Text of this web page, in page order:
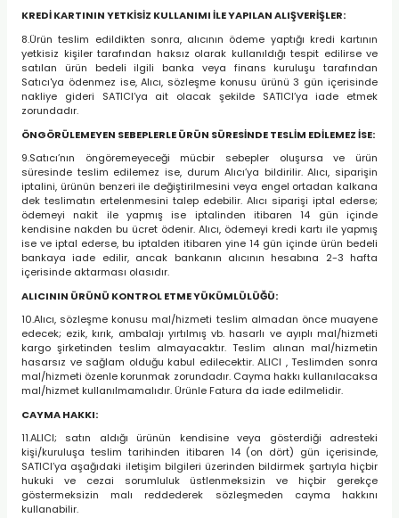
KREDİ KARTININ YETKİSİZ KULLANIMI İLE YAPILAN ALIŞVERİŞLER:
8.Ürün teslim edildikten sonra, alıcının ödeme yaptığı kredi kartının
yetkisiz kişiler tarafından haksız olarak kullanıldığı tespit edilirse ve
satılan ürün bedeli ilgili banka veya finans kuruluşu tarafından
Satıcı'ya ödenmez ise, Alıcı, sözleşme konusu ürünü 3 gün içerisinde
nakliye gideri SATICI’ya ait olacak şekilde SATICI’ya iade etmek
zorundadır.
ÖNGÖRÜLEMEYEN SEBEPLERLE ÜRÜN SÜRESİNDE TESLİM EDİLEMEZ İSE:
9.Satıcı’nın öngöremeyeceği mücbir sebepler oluşursa ve ürün
süresinde teslim edilemez ise, durum Alıcı’ya bildirilir. Alıcı, siparişin
iptalini, ürünün benzeri ile değiştirilmesini veya engel ortadan kalkana
dek teslimatın ertelenmesini talep edebilir. Alıcı siparişi iptal ederse;
ödemeyi nakit ile yapmış ise iptalinden itibaren 14 gün içinde
kendisine nakden bu ücret ödenir. Alıcı, ödemeyi kredi kartı ile yapmış
ise ve iptal ederse, bu iptalden itibaren yine 14 gün içinde ürün bedeli
bankaya iade edilir, ancak bankanın alıcının hesabına 2-3 hafta
içerisinde aktarması olasıdır.
ALICININ ÜRÜNÜ KONTROL ETME YÜKÜMLÜLÜĞÜ:
10.Alıcı, sözleşme konusu mal/hizmeti teslim almadan önce muayene
edecek; ezik, kırık, ambalajı yırtılmış vb. hasarlı ve ayıplı mal/hizmeti
kargo şirketinden teslim almayacaktır. Teslim alınan mal/hizmetin
hasarsız ve sağlam olduğu kabul edilecektir. ALICI , Teslimden sonra
mal/hizmeti özenle korunmak zorundadır. Cayma hakkı kullanılacaksa
mal/hizmet kullanılmamalıdır. Ürünle Fatura da iade edilmelidir.
CAYMA HAKKI:
11.ALICI; satın aldığı ürünün kendisine veya gösterdiği adresteki
kişi/kuruluşa teslim tarihinden itibaren 14 (on dört) gün içerisinde,
SATICI’ya aşağıdaki iletişim bilgileri üzerinden bildirmek şartıyla hiçbir
hukuki ve cezai sorumluluk üstlenmeksizin ve hiçbir gerekçe
göstermeksizin malı reddederek sözleşmeden cayma hakkını
kullanabilir.